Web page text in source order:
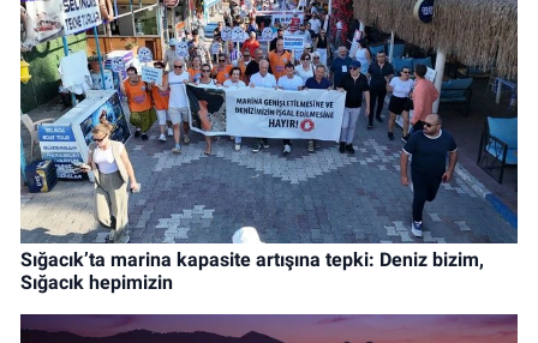
Sığacık’ta marina kapasite artışına tepki: Deniz bizim,
Sığacık hepimizin